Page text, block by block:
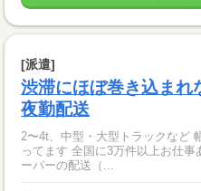
[派遣]
渋滞にほぼ巻き込まれ
夜勤配送
2〜4t、中型・大型トラックなど
ってます 全国に3万件以上お仕
ーパーの配送（...